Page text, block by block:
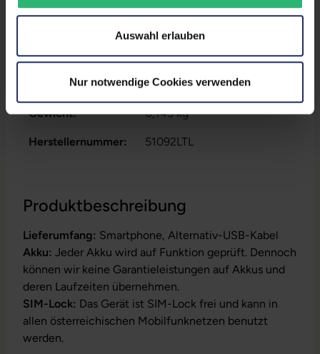
Auswahl erlauben
Nur notwendige Cookies verwenden
Produktbeschreibung
Lieferumfang: Smartphone, Alternativ-USB-Kabel
Akku: Jeder Akku wird auf Funktion geprüft. Dennoch
können wir keine Garantieleistungen auf Akkus und
deren Laufzeiten übernehmen.
SIM-Lock: Das Gerät ist SIM-Lock frei und kann in
allen österreichischen Mobilfunknetzen benutzt
werden.
Prozessor:
HiSilicon Kirin 659 @ 2,36
GTIN/EAN: 6901443231164
Maße (LxBxH): 7,45 x 71,2 x 148,6 mm
Gewicht: 0,145 kg
Herstellernummer: 51092LTL